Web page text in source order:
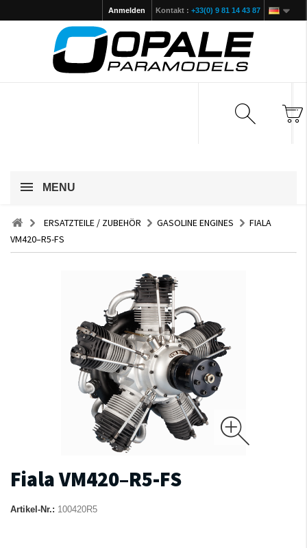
Kontakt : +33(0) 9 81 14 43 87
Anmelden
MENU
ERSATZTEILE / ZUBEHÖR GASOLINE ENGINES
FIALA
VM420–R5-FS
Fiala VM420–R5-FS
Artikel-Nr.: 100420R5